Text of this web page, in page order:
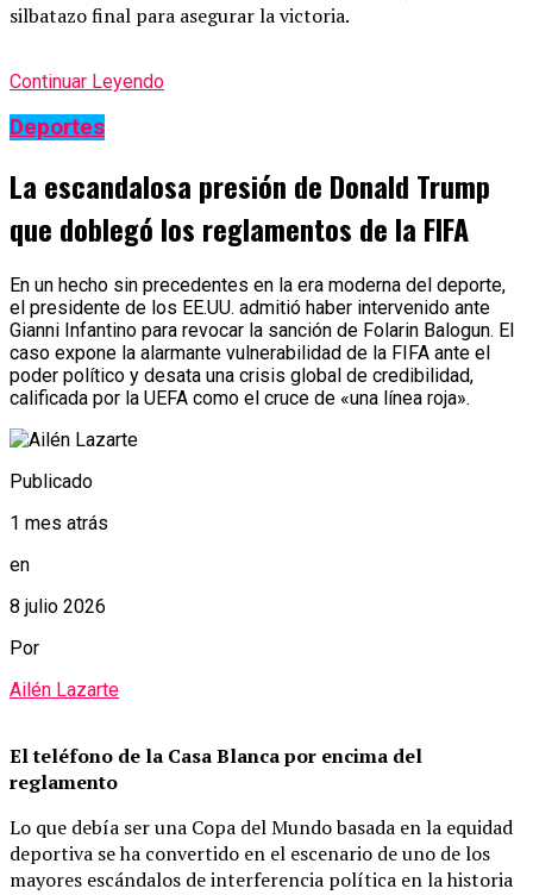
silbatazo final para asegurar la victoria.
Continuar Leyendo
Deportes
La escandalosa presión de Donald Trump
que doblegó los reglamentos de la FIFA
En un hecho sin precedentes en la era moderna del deporte,
el presidente de los EE.UU. admitió haber intervenido ante
Gianni Infantino para revocar la sanción de Folarin Balogun. El
caso expone la alarmante vulnerabilidad de la FIFA ante el
poder político y desata una crisis global de credibilidad,
calificada por la UEFA como el cruce de «una línea roja».
Publicado
1 mes atrás
en
8 julio 2026
Por
Ailén Lazarte
El teléfono de la Casa Blanca por encima del
reglamento
Lo que debía ser una Copa del Mundo basada en la equidad
deportiva se ha convertido en el escenario de uno de los
mayores escándalos de interferencia política en la historia